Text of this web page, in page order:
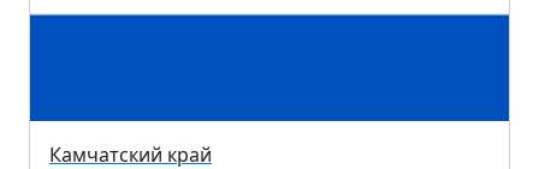
Камчатский край